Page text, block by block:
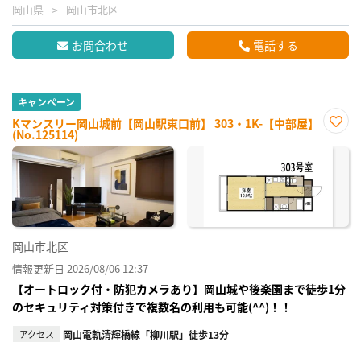
岡山県 岡山市北区
お問合わせ 電話する
キャンペーン
Kマンスリー岡山城前【岡山駅東口前】 303・1K-【中部屋】
(No.125114)
に入
岡山市北区
情報更新日 2026/08/06 12:37
【オートロック付・防犯カメラあり】岡山城や後楽園まで徒歩1分
のセキュリティ対策付きで複数名の利用も可能(^^)！！
アクセス 岡山電軌清輝橋線「柳川駅」徒歩13分